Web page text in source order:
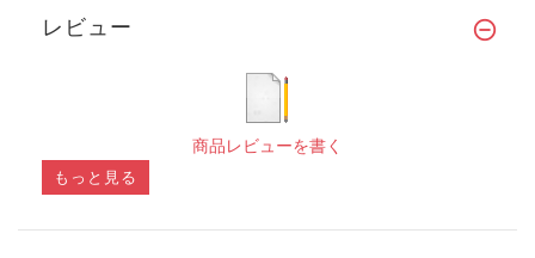
レビュー
商品レビューを書く
もっと見る